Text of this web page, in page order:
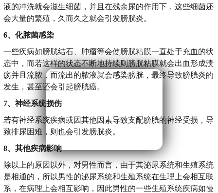
液的冲洗就会滋生细菌，并且在残余尿的作用下，这些细菌还
会大量的繁殖，久而久之就会引发膀胱炎。
6、化脓菌感染
一些疾病如膀胱结石、肿瘤等会使膀胱粘膜一直处于充血的状
态中，而若这样的状态不断地持续则膀胱粘膜就会出血形成溃
疡并且流脓，而流出的脓液就会感染膀胱，最终导致膀胱炎的
发生，甚至还会引起膀胱癌。
7、神经系统损伤
若有神经系统疾病或因其他因素导致支配膀胱的神经受损，导
致排尿困难，则也会引发膀胱炎。
8、其他疾病影响
除以上的原因以外，对男性而言，由于其泌尿系统和生殖系统
是相通的，所以男性的泌尿系统和生殖系统在生理上会相互联
系，在病理上会相互影响，因此男性的一些生殖系统疾病如慢